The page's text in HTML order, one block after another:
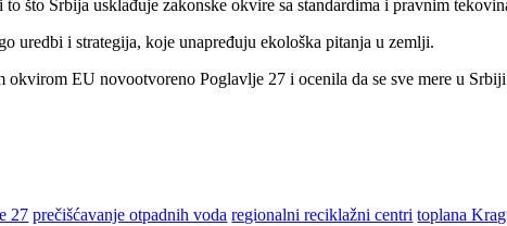
što Srbija usklađuje zakonske okvire sa standardima i pravnim
uredbi i strategija, koje unapređuju ekološka pitanja u zemlji.
EU novootvoreno Poglavlje 27 i ocenila da se sve mere u
27 prečišćavanje otpadnih voda regionalni reciklažni centri toplana